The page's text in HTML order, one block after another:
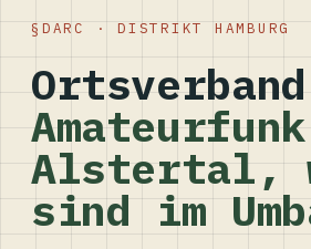
DARC · DISTRIKT HAMBURG
Alstertal,
sind im